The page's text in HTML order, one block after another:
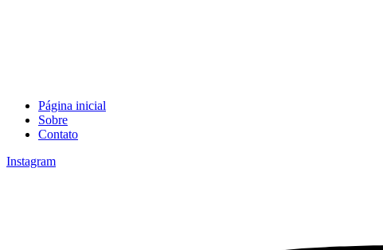
Página inicial
Sobre
Contato
Instagram